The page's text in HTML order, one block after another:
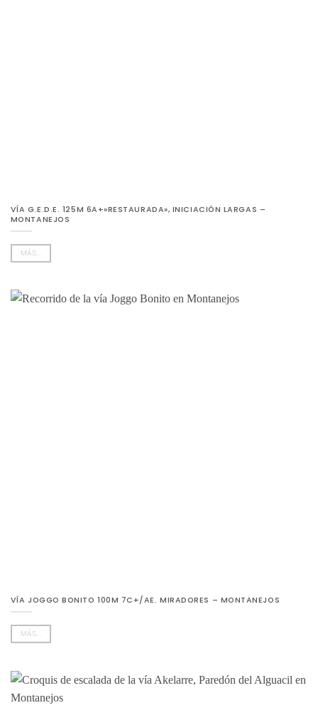
VÍA G.E.D.E. 125M 6A+»RESTAURADA», INICIACIÓN LARGAS –
MONTANEJOS
MÁS...
VÍA JOGGO BONITO 100M 7C+/AE. MIRADORES – MONTANEJOS
MÁS...